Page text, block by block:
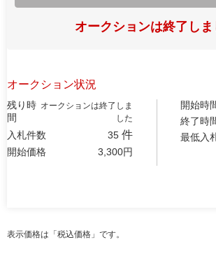
オークションは終了しま
オークション状況
残り時
間
オークションは終了しま
した
入札件数 35 件
開始価格 3,300円
開始時
終了時
最低入
表示価格は「税込価格」です。